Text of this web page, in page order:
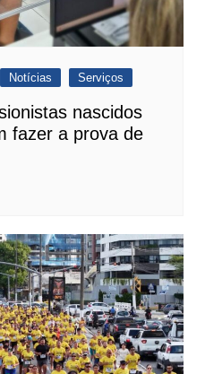
Notícias Serviços
nascidos
fazer a prova de